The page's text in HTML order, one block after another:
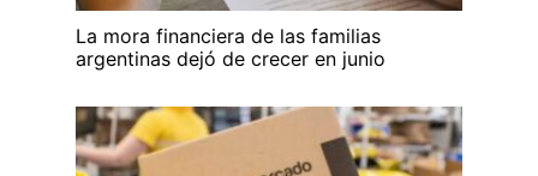
La mora financiera de las familias
argentinas dejó de crecer en junio